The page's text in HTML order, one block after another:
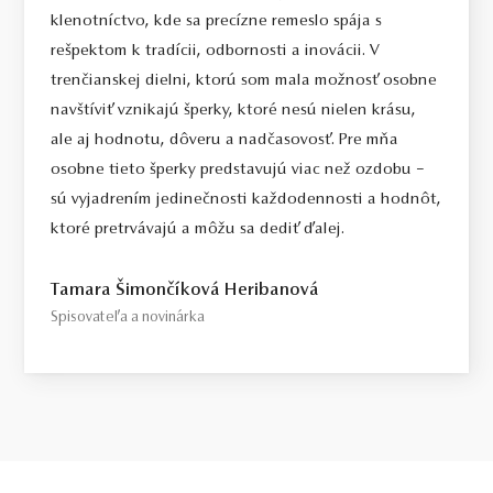
Select / náš tip
kvalitu za férovú cenu. Jedná sa o diamant bez akýchkoľvek
viditeľných kompromisov, starostlivo vybraný priamo na diamantovej
burze v Antverpách. Čistota SI1, farba H, výbrus Excellent,
fluorescencia Medium.
Top / vysoká kvalita
tých, ktorí chcú to najlepšie, bez kompromisov.
Certifikácia diamantov
klenotníctvo, kde sa precízne remeslo spája s
rešpektom k tradícii, odbornosti a inovácii. V
trenčianskej dielni, ktorú som mala možnosť osobne
navštíviť vznikajú šperky, ktoré nesú nielen krásu,
ale aj hodnotu, dôveru a nadčasovosť. Pre mňa
osobne tieto šperky predstavujú viac než ozdobu –
sú vyjadrením jedinečnosti každodennosti a hodnôt,
ktoré pretrvávajú a môžu sa dediť ďalej.
Tamara Šimončíková Heribanová
Spisovateľa a novinárka